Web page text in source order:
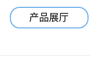
产品展厅